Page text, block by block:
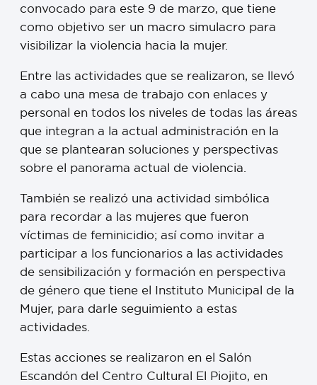
convocado para este 9 de marzo, que tiene
como objetivo ser un macro simulacro para
visibilizar la violencia hacia la mujer.
Entre las actividades que se realizaron, se llevó
a cabo una mesa de trabajo con enlaces y
personal en todos los niveles de todas las áreas
que integran a la actual administración en la
que se plantearan soluciones y perspectivas
sobre el panorama actual de violencia.
También se realizó una actividad simbólica
para recordar a las mujeres que fueron
víctimas de feminicidio; así como invitar a
participar a los funcionarios a las actividades
de sensibilización y formación en perspectiva
de género que tiene el Instituto Municipal de la
Mujer, para darle seguimiento a estas
actividades.
Estas acciones se realizaron en el Salón
Escandón del Centro Cultural El Piojito, en